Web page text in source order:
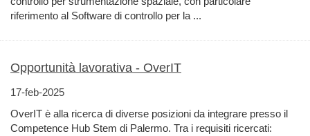
riferimento al Software di controllo per la ...
Opportunità lavorativa - OverIT
17-feb-2025
OverIT è alla ricerca di diverse posizioni da integrare presso il
Competence Hub Stem di Palermo. Tra i requisiti ricercati: